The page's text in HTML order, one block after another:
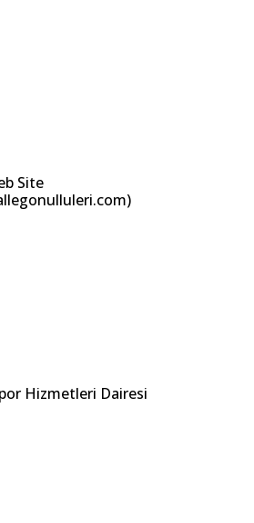
Site
Hizmetleri Dairesi